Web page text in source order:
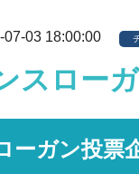
07-03 18:00:00
スロー
ーガン投票